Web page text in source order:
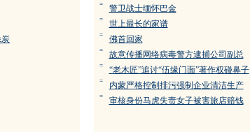
= 警卫战士缅怀巴金
= 世上最长的家谱
= 佛首回家
= 故意传播网络病毒警方逮捕公司副总
= “老木匠”追讨“伍缘门面”著作权碰鼻子
= 内蒙严格控制排污强制企业清洁生产
= 审核身份马虎失责女子被害旅店赔钱